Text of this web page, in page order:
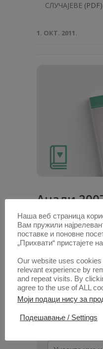
СЛУЧАЈЕВЕ (PDF)
1. ОКТ. 2011.
Анали
Радови овог
Јединствени
породичном
1. ОКТ. 2007.
Унесите
Наша веб страница
Вам пружили
поставке и поновне
„Прихвати“ пристајете
Our website uses
relevant experience by
and repeat visits. By
agree to the use of ALL
Моји подаци нису за
Подешавање / Settings